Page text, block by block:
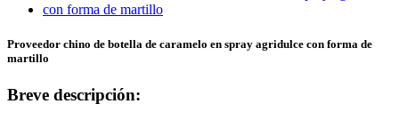
Proveedor chino de botella de caramelo en spray agridulce con forma de
martillo
Breve descripción: